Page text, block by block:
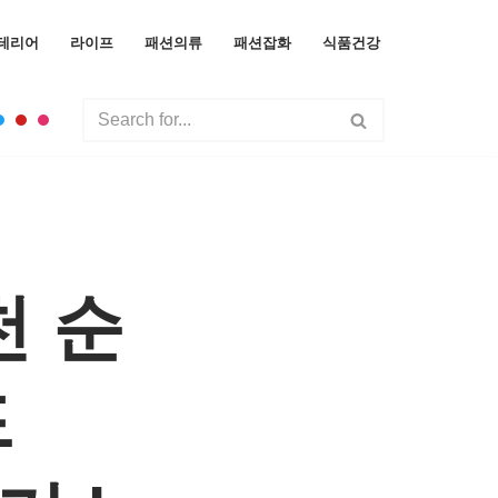
리어 라이프 패션의류 패션잡화 식품건강
순